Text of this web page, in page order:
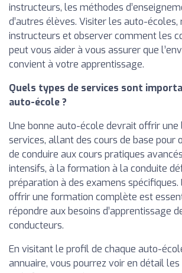
instructeurs, les méthodes
d’autres élèves. Visiter les auto-
instructeurs et observer comment les
peut vous aider à vous assurer que
convient à votre apprentissage.
Quels types de services sont
auto-école ?
Une bonne auto-école devrait offrir
services, allant des cours de base pour
de conduire aux cours pratiques
intensifs, à la formation à la conduite
préparation à des examens spécifiques.
offrir une formation complète est
répondre aux besoins d’apprentissage
conducteurs.
En visitant le profil de chaque auto-
annuaire, vous pourrez voir en détail les